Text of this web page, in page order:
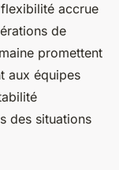
accrue
de
promettent
aux équipes
des situations